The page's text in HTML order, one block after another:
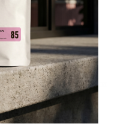
roasters і вже
щоб отримувати